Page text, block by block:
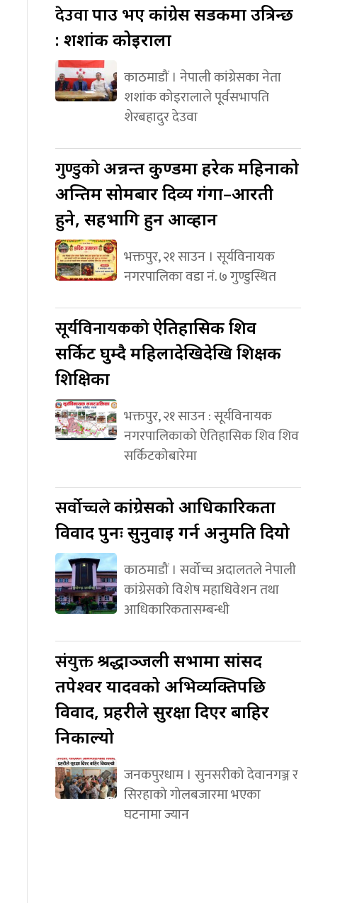
देउवापक्राउ भए कांग्रेस सडकमा उत्रिन्छ
: शशांक कोइराला
काठमाडौं । नेपाली कांग्रेसका नेता
शशांक कोइरालाले पूर्वसभापति
शेरबहादुर देउवा
गुण्डुकोअन्नन्त कुण्डमा हरेक महिनाको
अन्तिम सोमबार दिव्य गंगा–आरती
हुने, सहभागि हुन आव्हान
भक्तपुर, २१ साउन । सूर्यविनायक
नगरपालिका वडा नं. ७ गुण्डुस्थित
सूर्यविनायककोऐतिहासिक शिव
सर्किट घुम्दै महिलादेखिदेखि शिक्षक
शिक्षिका
भक्तपुर, २१ साउन : सूर्यविनायक
नगरपालिकाको ऐतिहासिक शिव शिव
सर्किटकोबारेमा
सर्वोच्चलेकांग्रेसको आधिकारिकता
विवाद पुनः सुनुवाइ गर्न अनुमति दियो
काठमाडौं । सर्वोच्च अदालतले नेपाली
कांग्रेसको विशेष महाधिवेशन तथा
आधिकारिकतासम्बन्धी
संयुक्तश्रद्धाञ्जली सभामा सांसद
तपेश्वर यादवको अभिव्यक्तिपछि
विवाद, प्रहरीले सुरक्षा दिएर बाहिर
निकाल्यो
जनकपुरधाम । सुनसरीको देवानगञ्ज र
सिरहाको गोलबजारमा भएका
घटनामा ज्यान